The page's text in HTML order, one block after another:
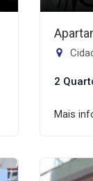
2
Mais